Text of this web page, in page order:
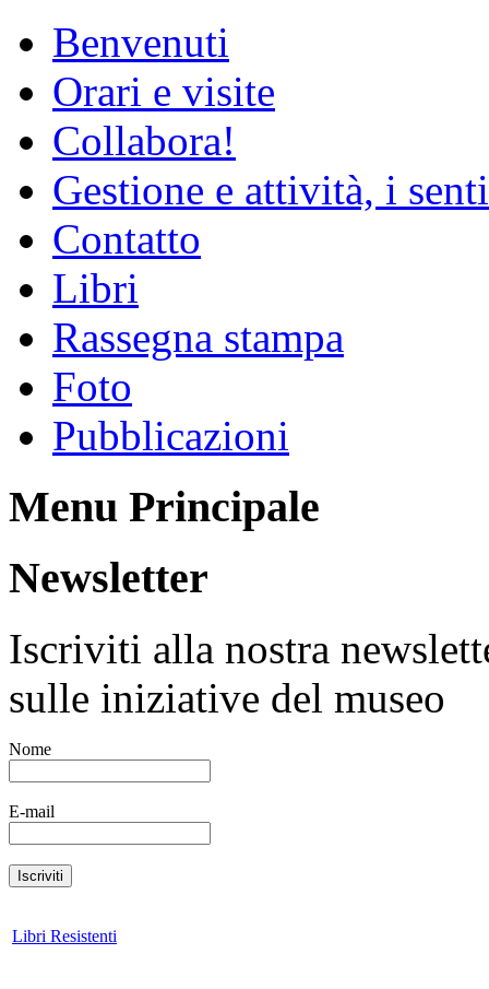
Benvenuti
Orari e visite
Collabora!
Gestione e attività, i
Contatto
Libri
Rassegna stampa
Foto
Pubblicazioni
Menu Principale
Newsletter
Iscriviti alla nostra
sulle iniziative del museo
Nome
E-mail
Libri Resistenti